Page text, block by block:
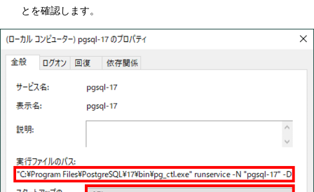
とを確認します。